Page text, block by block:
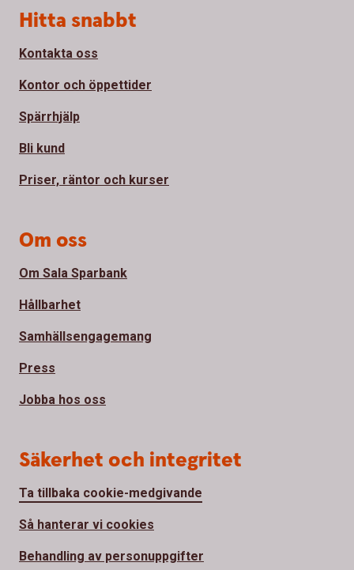
Sidfot
Hitta snabbt
Kontakta oss
Kontor och öppettider
Spärrhjälp
Bli kund
Priser, räntor och kurser
Om oss
Om Sala Sparbank
Hållbarhet
Samhällsengagemang
Press
Jobba hos oss
Säkerhet och integritet
Ta tillbaka cookie-medgivande
Så hanterar vi cookies
Behandling av personuppgifter